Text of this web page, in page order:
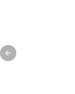
Previous slide